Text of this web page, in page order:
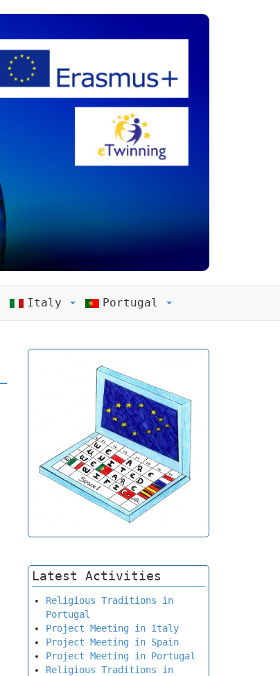
Italy Portugal
Latest Activities
Religious Traditions in
Portugal
Project Meeting in Italy
Project Meeting in Spain
Project Meeting in Portugal
Religious Traditions in